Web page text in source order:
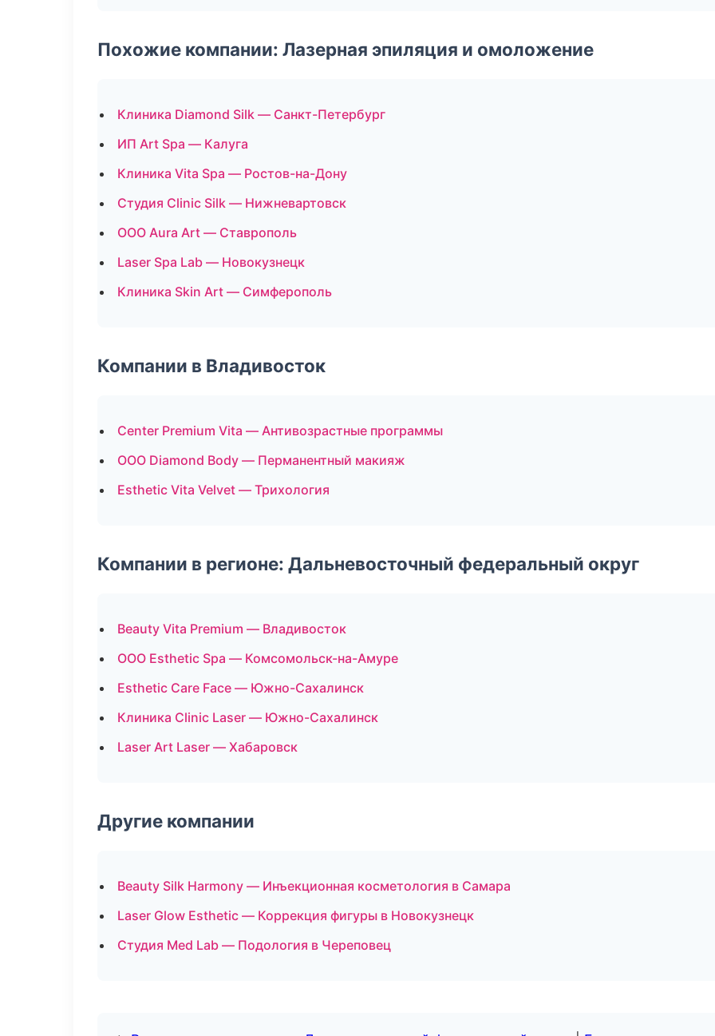
Похожие компании: Лазерная эпиляция и омоложение
Клиника Diamond Silk — Санкт-Петербург
ИП Art Spa — Калуга
Клиника Vita Spa — Ростов-на-Дону
Студия Clinic Silk — Нижневартовск
ООО Aura Art — Ставрополь
Laser Spa Lab — Новокузнецк
Клиника Skin Art — Симферополь
Компании в Владивосток
Center Premium Vita — Антивозрастные программы
ООО Diamond Body — Перманентный макияж
Esthetic Vita Velvet — Трихология
Компании в регионе: Дальневосточный федеральный округ
Beauty Vita Premium — Владивосток
ООО Esthetic Spa — Комсомольск-на-Амуре
Esthetic Care Face — Южно-Сахалинск
Клиника Clinic Laser — Южно-Сахалинск
Laser Art Laser — Хабаровск
Другие компании
Beauty Silk Harmony — Инъекционная косметология в Самара
Laser Glow Esthetic — Коррекция фигуры в Новокузнецк
Студия Med Lab — Подология в Череповец